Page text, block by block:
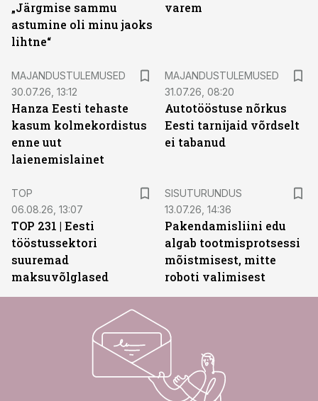
„Järgmise sammu
astumine oli minu jaoks
lihtne“
varem
MAJANDUSTULEMUSED
30.07.26, 13:12
Hanza Eesti tehaste
kasum kolmekordistus
enne uut
laienemislainet
MAJANDUSTULEMUSED
31.07.26, 08:20
Autotööstuse nõrkus
Eesti tarnijaid võrdselt
ei tabanud
TOP
06.08.26, 13:07
TOP 231 | Eesti
tööstussektori
suuremad
maksuvõlglased
SISUTURUNDUS
13.07.26, 14:36
Pakendamisliini edu
algab tootmisprotsessi
mõistmisest, mitte
roboti valimisest